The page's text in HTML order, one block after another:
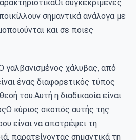
συγκεκριμένες
σημαντικά ανάλογα με
και σε ποιες
γαλβανισμένος χάλυβας, από
ένας διαφορετικός τύπος
του.Αυτή η διαδικασία είναι
κύριος σκοπός αυτής της
είναι να αποτρέψει τη
παρατείνοντας σημαντικά τη